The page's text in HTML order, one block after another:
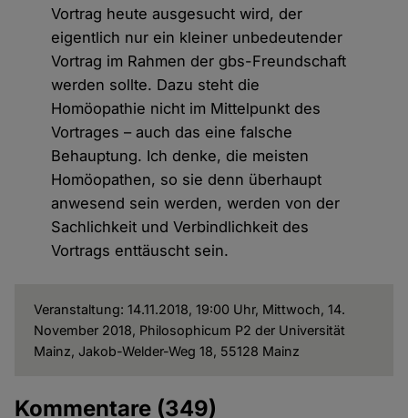
Vortrag heute ausgesucht wird, der
eigentlich nur ein kleiner unbedeutender
Vortrag im Rahmen der gbs-Freundschaft
werden sollte. Dazu steht die
Homöopathie nicht im Mittelpunkt des
Vortrages – auch das eine falsche
Behauptung. Ich denke, die meisten
Homöopathen, so sie denn überhaupt
anwesend sein werden, werden von der
Sachlichkeit und Verbindlichkeit des
Vortrags enttäuscht sein.
Veranstaltung: 14.11.2018, 19:00 Uhr, Mittwoch, 14.
November 2018, Philosophicum P2 der Universität
Mainz, Jakob-Welder-Weg 18, 55128 Mainz
Kommentare (349)